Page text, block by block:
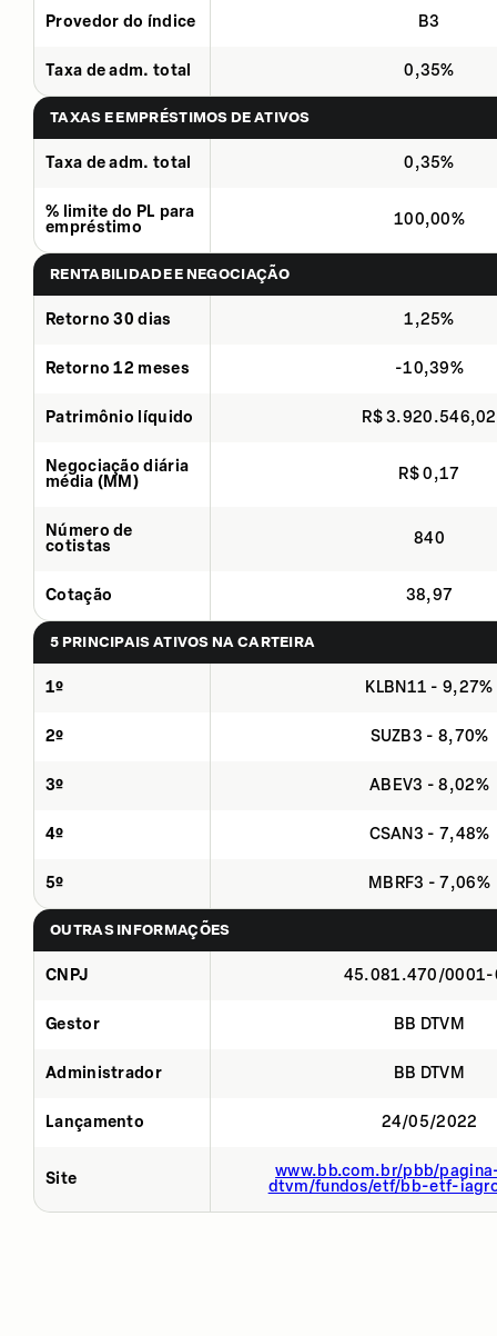
Provedor do índice B3
Taxa de adm. total 0,35%
TAXAS E EMPRÉSTIMOS DE ATIVOS
Taxa de adm. total 0,35%
% limite do PL para
empréstimo
100,00%
RENTABILIDADE E NEGOCIAÇÃO
Retorno 30 dias 1,25%
Retorno 12 meses -10,39%
Patrimônio líquido R$ 3.920.546,02
Negociação diária
média (MM)
R$ 0,17
Número de
cotistas
840
Cotação 38,97
5 PRINCIPAIS ATIVOS NA CARTEIRA
1º KLBN11 - 9,27%
2º SUZB3 - 8,70%
3º ABEV3 - 8,02%
4º CSAN3 - 7,48%
5º MBRF3 - 7,06%
OUTRAS INFORMAÇÕES
CNPJ 45.081.470/0001-
Gestor BB DTVM
Administrador BB DTVM
Lançamento 24/05/2022
Site
www.bb.com.br/pbb/
dtvm/fundos/etf/bb-etf-